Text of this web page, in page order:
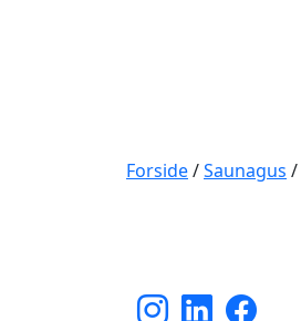
Forside/Saunagus /